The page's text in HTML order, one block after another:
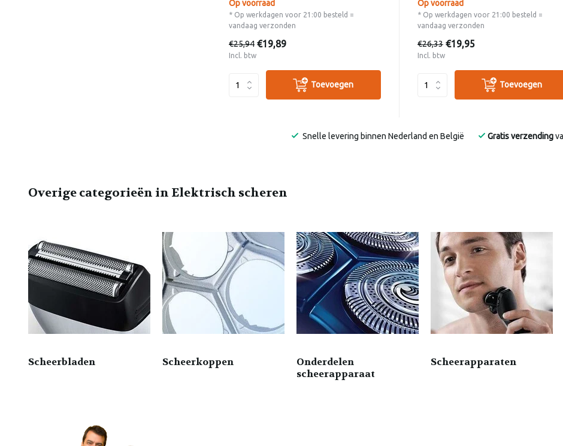
Op voorraad
* Op werkdagen voor 21:00 besteld =
vandaag verzonden
€25,94 €19,89
Incl. btw
Toevoegen
Op voorraad
* Op werkdagen voor 21:00 besteld =
vandaag verzonden
€26,33 €19,95
Incl. btw
Toevoegen
Snelle levering binnen Nederland en België Gratis verzending
Overige categorieën in Elektrisch scheren
Scheerbladen Scheerkoppen
Onderdelen
scheerapparaat
Scheerapparaten